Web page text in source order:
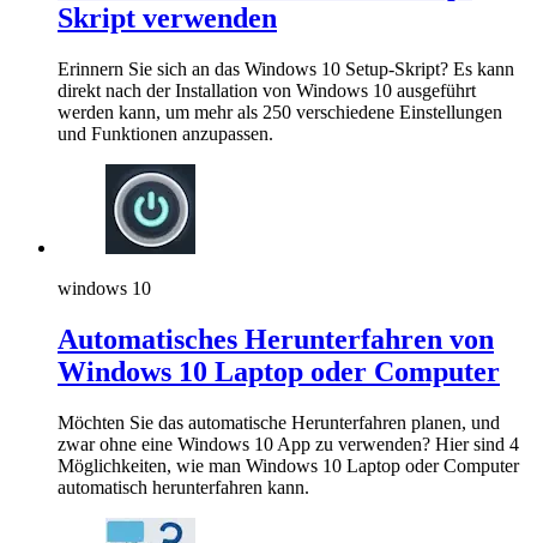
Skript verwenden
Erinnern Sie sich an das Windows 10 Setup-Skript? Es kann
direkt nach der Installation von Windows 10 ausgeführt
werden kann, um mehr als 250 verschiedene Einstellungen
und Funktionen anzupassen.
windows 10
Automatisches Herunterfahren von
Windows 10 Laptop oder Computer
Möchten Sie das automatische Herunterfahren planen, und
zwar ohne eine Windows 10 App zu verwenden? Hier sind 4
Möglichkeiten, wie man Windows 10 Laptop oder Computer
automatisch herunterfahren kann.